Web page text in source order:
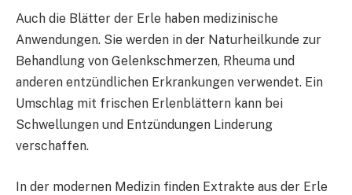
Auch die Blätter der Erle haben medizinische
Anwendungen. Sie werden in der Naturheilkunde zur
Behandlung von Gelenkschmerzen, Rheuma und
anderen entzündlichen Erkrankungen verwendet. Ein
Umschlag mit frischen Erlenblättern kann bei
Schwellungen und Entzündungen Linderung
verschaffen.
In der modernen Medizin finden Extrakte aus der Erle